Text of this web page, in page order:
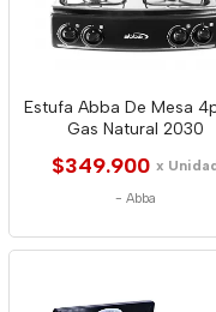
Estufa Abba De Mesa
Gas Natural 2030
$349.900 x Unidad
- Abba